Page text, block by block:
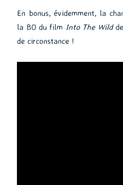
En bonus, évidemment, la
la BO du film Into The Wild
de circonstance !